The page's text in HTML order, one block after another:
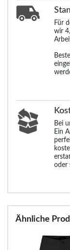
Für
wir
Bei
Ein
oder
Ähnliche